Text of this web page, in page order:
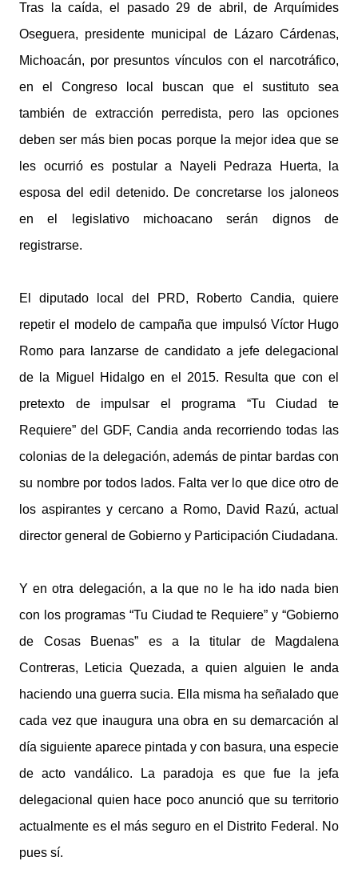
Tras la caída, el pasado 29 de abril, de Arquímides
Oseguera, presidente municipal de Lázaro Cárdenas,
Michoacán, por presuntos vínculos con el narcotráfico,
en el Congreso local buscan que el sustituto sea
también de extracción perredista, pero las opciones
deben ser más bien pocas porque la mejor idea que se
les ocurrió es postular a Nayeli Pedraza Huerta, la
esposa del edil detenido. De concretarse los jaloneos
en el legislativo michoacano serán dignos de
registrarse.
El diputado local del PRD, Roberto Candia, quiere
repetir el modelo de campaña que impulsó Víctor Hugo
Romo para lanzarse de candidato a jefe delegacional
de la Miguel Hidalgo en el 2015. Resulta que con el
pretexto de impulsar el programa “Tu Ciudad te
Requiere” del GDF, Candia anda recorriendo todas las
colonias de la delegación, además de pintar bardas con
su nombre por todos lados. Falta ver lo que dice otro de
los aspirantes y cercano a Romo, David Razú, actual
director general de Gobierno y Participación Ciudadana.
Y en otra delegación, a la que no le ha ido nada bien
con los programas “Tu Ciudad te Requiere” y “Gobierno
de Cosas Buenas” es a la titular de Magdalena
Contreras, Leticia Quezada, a quien alguien le anda
haciendo una guerra sucia. Ella misma ha señalado que
cada vez que inaugura una obra en su demarcación al
día siguiente aparece pintada y con basura, una especie
de acto vandálico. La paradoja es que fue la jefa
delegacional quien hace poco anunció que su territorio
actualmente es el más seguro en el Distrito Federal. No
pues sí.